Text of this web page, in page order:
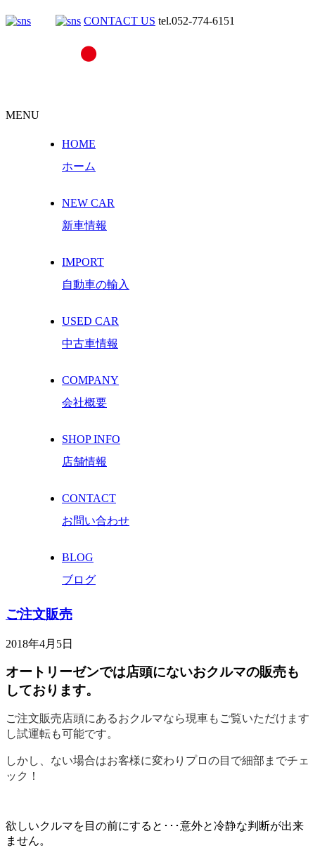
CONTACT US tel.052-774-6151
MENU
HOME
ホーム
NEW CAR
新車情報
IMPORT
自動車の輸入
USED CAR
中古車情報
COMPANY
会社概要
SHOP INFO
店舗情報
CONTACT
お問い合わせ
BLOG
ブログ
ご注文販売
2018年4月5日
オートリーゼンでは店頭にないおクルマの販売も
しております。
ご注文販売店頭にあるおクルマなら現車もご覧いただけます
し試運転も可能です。
しかし、ない場合はお客様に変わりプロの目で細部までチェ
ック！
欲しいクルマを目の前にすると･･･意外と冷静な判断が出来
ません。